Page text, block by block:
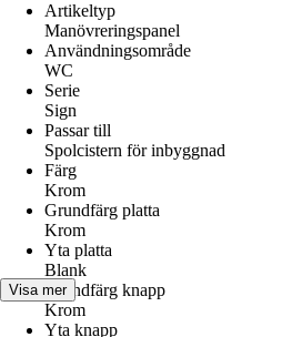
Artikeltyp
Manövreringspanel
Användningsområde
WC
Serie
Sign
Passar till
Spolcistern för inbyggnad
Färg
Krom
Grundfärg platta
Krom
Yta platta
Blank
Grundfärg knapp
Krom
Yta knapp
Visa mer